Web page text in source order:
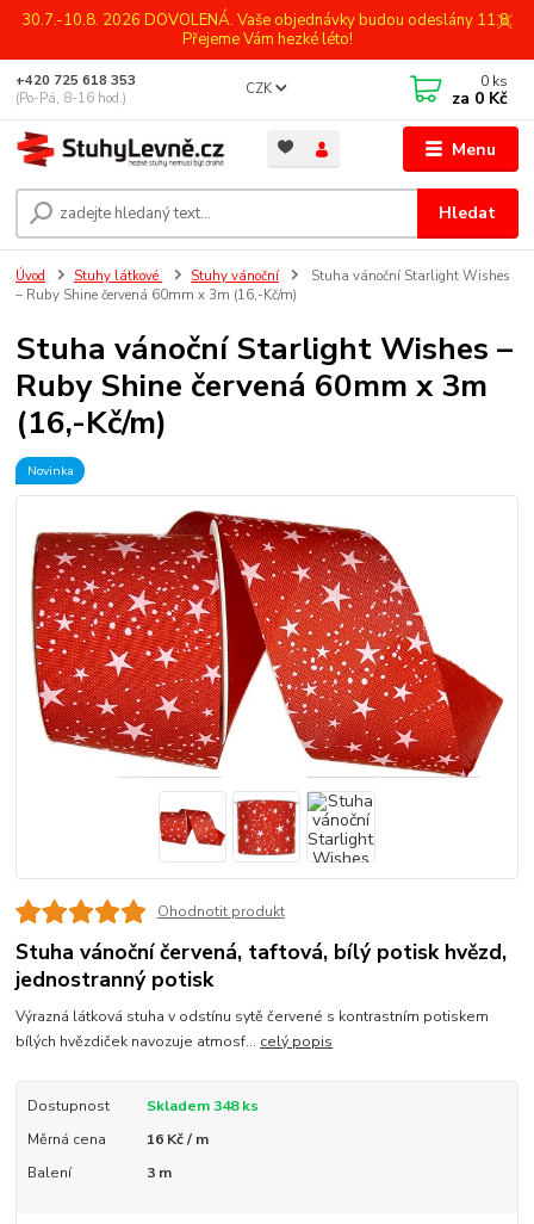
30.7.-10.8. 2026 DOVOLENÁ. Vaše objednávky budou odeslány 11.8.
Přejeme Vám hezké léto!
Menu
CZK
Hledat
+420 725 618 353
(Po-Pá, 8-16 hod.)
0 ks
za 0 Kč
Úvod Stuhy látkové Stuhy vánoční
Stuha vánoční Starlight Wishes
– Ruby Shine červená 60mm x 3m (16,-Kč/m)
Stuha vánoční Starlight Wishes –
Ruby Shine červená 60mm x 3m
(16,-Kč/m)
Novinka
Ohodnotit produkt
Stuha vánoční červená, taftová, bílý potisk hvězd,
jednostranný potisk
Výrazná látková stuha v odstínu sytě červené s kontrastním potiskem
bílých hvězdiček navozuje atmosf... celý popis
Dostupnost
Skladem 348 ks
Měrná cena
16 Kč / m
Balení
3 m